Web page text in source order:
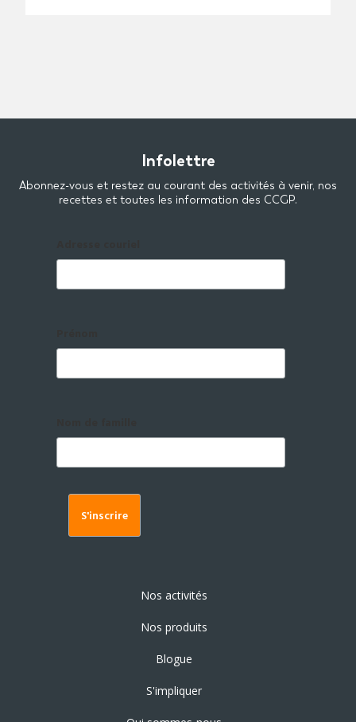
Infolettre
Abonnez-vous et restez au courant des activités à venir, nos
recettes et toutes les information des CCGP.
Nos activités
Nos produits
Blogue
S'impliquer